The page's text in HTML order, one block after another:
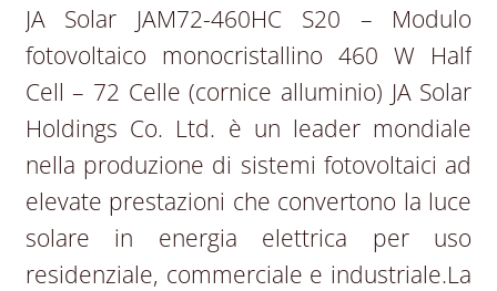
JA Solar JAM72-460HC S20 – Modulo
fotovoltaico monocristallino 460 W Half
Cell – 72 Celle (cornice alluminio) JA Solar
Holdings Co. Ltd. è un leader mondiale
nella produzione di sistemi fotovoltaici ad
elevate prestazioni che convertono la luce
solare in energia elettrica per uso
residenziale, commerciale e industriale.La